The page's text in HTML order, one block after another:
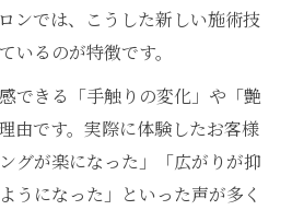
ンでは、こうした新しい施術技
いるのが特徴です。
できる「手触りの変化」や「艶
由です。実際に体験したお客様
グが楽になった」「広がりが抑
うになった」といった声が多く